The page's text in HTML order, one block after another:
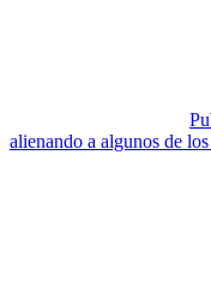
alienando a algunos de